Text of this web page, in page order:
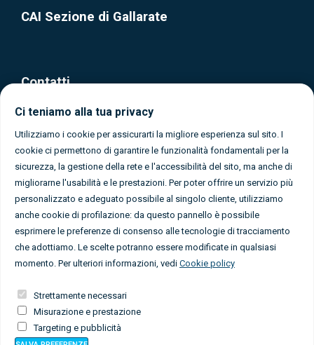
CAI Sezione di Gallarate
Contatti
Via Olona, 37 - Gallarate (Varese)
0331 1080365
info@caigallarate.it
Seguici sui social
Ci teniamo alla tua privacy
Utilizziamo i cookie per assicurarti la migliore esperienza sul sito. I
cookie ci permettono di garantire le funzionalità fondamentali per la
sicurezza, la gestione della rete e l'accessibilità del sito, ma anche di
migliorarne l'usabilità e le prestazioni. Per poter offrire un servizio più
personalizzato e adeguato possibile al singolo cliente, utilizziamo
anche cookie di profilazione: da questo pannello è possibile
esprimere le preferenze di consenso alle tecnologie di tracciamento
che adottiamo. Le scelte potranno essere modificate in qualsiasi
momento. Per ulteriori informazioni, vedi Cookie policy
Strettamente necessari
Misurazione e prestazione
Targeting e pubblicità